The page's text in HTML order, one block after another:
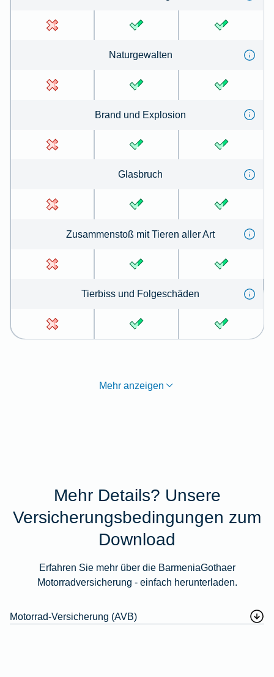
Na­tur­ge­wal­ten
Brand und Ex­plo­sion
Glas­bruch
Zu­sammen­stoß mit Tie­ren aller Art
Tier­biss und Folge­schä­den
Mehr anzeigen
Mehr Details? Unsere
Versicherungsbedingungen zum
Download
Erfahren Sie mehr über die BarmeniaGothaer
Motorradversicherung - einfach herunterladen.
Motorrad-Versicherung (AVB)